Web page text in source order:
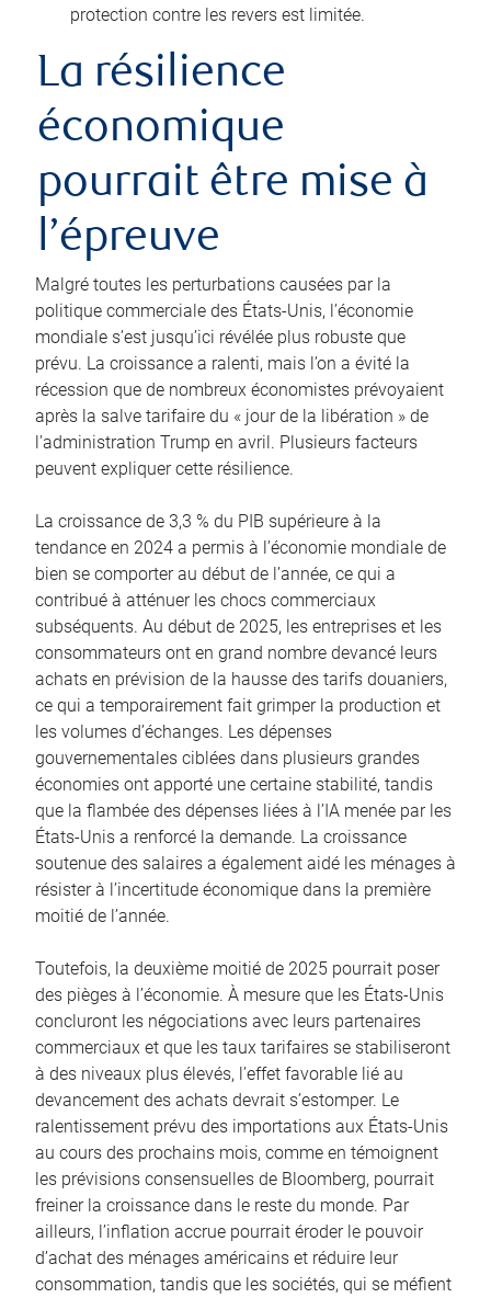
protection contre les revers est limitée.
La résilience
économique
pourrait être mise à
l’épreuve
Malgré toutes les perturbations causées par la
politique commerciale des États‑Unis, l’économie
mondiale s’est jusqu’ici révélée plus robuste que
prévu. La croissance a ralenti, mais l’on a évité la
récession que de nombreux économistes prévoyaient
après la salve tarifaire du « jour de la libération » de
l’administration Trump en avril. Plusieurs facteurs
peuvent expliquer cette résilience.
La croissance de 3,3 % du PIB supérieure à la
tendance en 2024 a permis à l’économie mondiale de
bien se comporter au début de l’année, ce qui a
contribué à atténuer les chocs commerciaux
subséquents. Au début de 2025, les entreprises et les
consommateurs ont en grand nombre devancé leurs
achats en prévision de la hausse des tarifs douaniers,
ce qui a temporairement fait grimper la production et
les volumes d’échanges. Les dépenses
gouvernementales ciblées dans plusieurs grandes
économies ont apporté une certaine stabilité, tandis
que la flambée des dépenses liées à l’IA menée par les
États-Unis a renforcé la demande. La croissance
soutenue des salaires a également aidé les ménages à
résister à l’incertitude économique dans la première
moitié de l’année.
Toutefois, la deuxième moitié de 2025 pourrait poser
des pièges à l’économie. À mesure que les États-Unis
concluront les négociations avec leurs partenaires
commerciaux et que les taux tarifaires se stabiliseront
à des niveaux plus élevés, l’effet favorable lié au
devancement des achats devrait s’estomper. Le
ralentissement prévu des importations aux États-Unis
au cours des prochains mois, comme en témoignent
les prévisions consensuelles de Bloomberg, pourrait
freiner la croissance dans le reste du monde. Par
ailleurs, l’inflation accrue pourrait éroder le pouvoir
d’achat des ménages américains et réduire leur
consommation, tandis que les sociétés, qui se méfient